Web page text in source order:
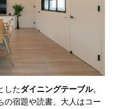
したダイニングテーブル。
の宿題や読書、大人はコー